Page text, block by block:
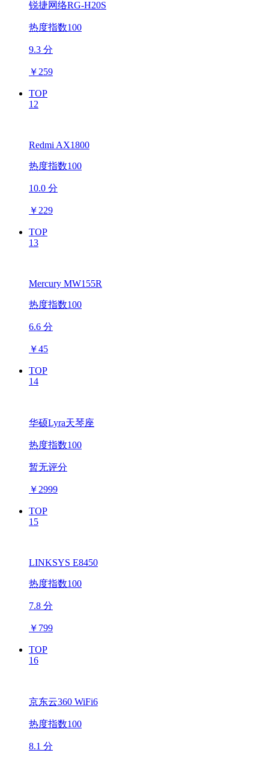
锐捷网络RG-H20S
热度指数100
9.3 分
￥ 259
TOP
12
Redmi AX1800
热度指数100
10.0 分
￥ 229
TOP
13
Mercury MW155R
热度指数100
6.6 分
￥45
TOP
14
华硕Lyra天琴座
热度指数100
暂无评分
￥ 2999
TOP
15
LINKSYS E8450
热度指数100
7.8 分
￥ 799
TOP
16
京东云360 WiFi6
热度指数100
8.1 分